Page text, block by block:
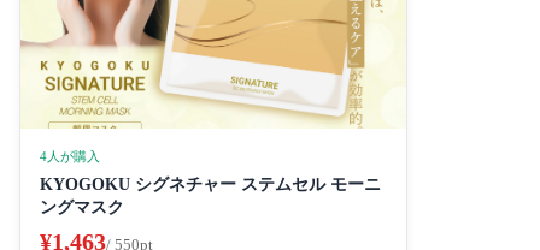
4人が購入
KYOGOKU シグネチャー ステムセル モーニ
ングマスク
¥1,463/ 550pt